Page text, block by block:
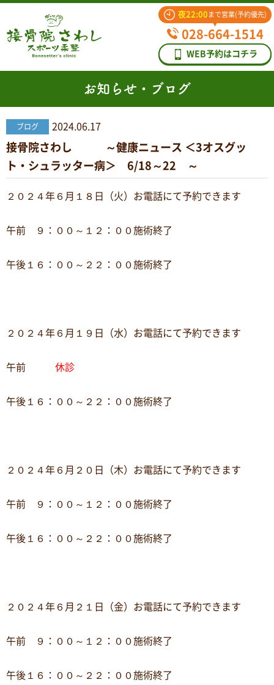
夜22:00 まで営業(予約優先)
028-664-1514
WEB予約はコチラ
お知らせ・ブログ
ブログ 2024.06.17
接骨院さわし ～健康ニュース ＜3オスグッ
ト・シュラッター病＞ 6/18～22 ～
２０２４年６月１８日（火）お電話にて予約できます
午前 ９：００～１２：００施術終了
午後１６：００～２２：００施術終了
２０２４年６月１９日（水）お電話にて予約できます
午前 休診
午後１６：００～２２：００施術終了
２０２４年６月２０日（木）お電話にて予約できます
午前 ９：００～１２：００施術終了
午後１６：００～２２：００施術終了
２０２４年６月２１日（金）お電話にて予約できます
午前 ９：００～１２：００施術終了
午後１６：００～２２：００施術終了